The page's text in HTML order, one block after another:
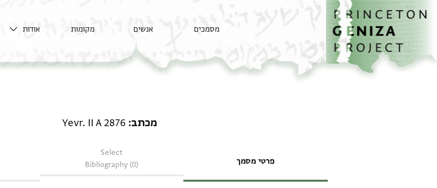
דילוג לתוכן
דף הבית
מסמכים אנשים מקומות אודות
מכתב Yevr. II A 2876
פרטי מסמך
Select
Bibliography (0)